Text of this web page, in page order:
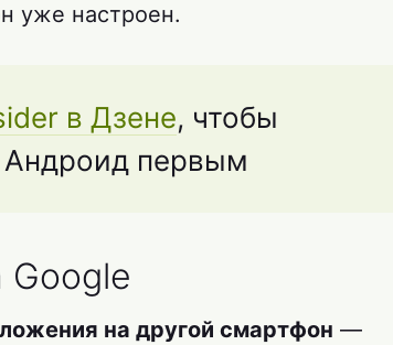
уже настроен.
в Дзене, чтобы
Андроид первым
Google
на другой смартфон —